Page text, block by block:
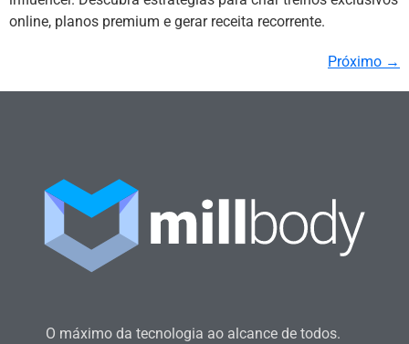
online, planos premium e gerar receita recorrente.
Próximo →
O máximo da tecnologia ao alcance de todos.